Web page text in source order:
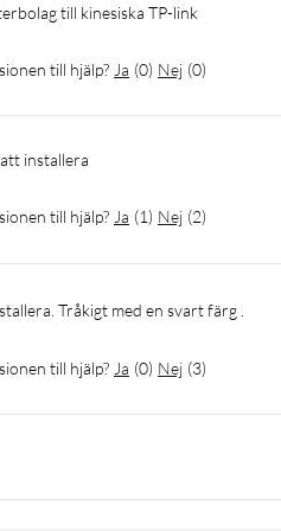
vilket möjliggör
ger en stabil och pålitlig
enkel och
övervaka
ax/ac/a/b/g/n
till kinesiska TP-link
till hjälp? Ja (0) Nej (0)
installera
till hjälp? Ja (1) Nej (2)
Tråkigt med en svart färg .
till hjälp? Ja (0) Nej (3)